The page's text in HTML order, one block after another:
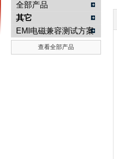
全部产品
其它
EMI电磁兼容测试方案
查看全部产品